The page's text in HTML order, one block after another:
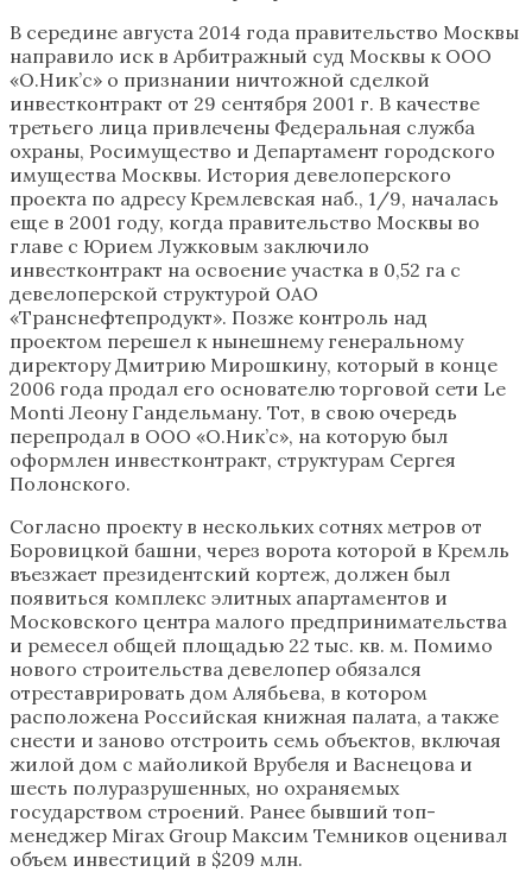
В середине августа 2014 года правительство Москвы
направило иск в Арбитражный суд Москвы к ООО
«О.Ник’с» о признании ничтожной сделкой
инвестконтракт от 29 сентября 2001 г. В качестве
третьего лица привлечены Федеральная служба
охраны, Росимущество и Департамент городского
имущества Москвы. История девелоперского
проекта по адресу Кремлевская наб., 1/9, началась
еще в 2001 году, когда правительство Москвы во
главе с Юрием Лужковым заключило
инвестконтракт на освоение участка в 0,52 га с
девелоперской структурой ОАО
«Транснефтепродукт». Позже контроль над
проектом перешел к нынешнему генеральному
директору Дмитрию Мирошкину, который в конце
2006 года продал его основателю торговой сети Le
Monti Леону Гандельману. Тот, в свою очередь
перепродал в ООО «О.Ник’c», на которую был
оформлен инвестконтракт, структурам Сергея
Полонского.
Согласно проекту в нескольких сотнях метров от
Боровицкой башни, через ворота которой в Кремль
въезжает президентский кортеж, должен был
появиться комплекс элитных апартаментов и
Московского центра малого предпринимательства
и ремесел общей площадью 22 тыс. кв. м. Помимо
нового строительства девелопер обязался
отреставрировать дом Алябьева, в котором
расположена Российская книжная палата, а также
снести и заново отстроить семь объектов, включая
жилой дом с майоликой Врубеля и Васнецова и
шесть полуразрушенных, но охраняемых
государством строений. Ранее бывший топ-
менеджер Mirax Group Максим Темников оценивал
объем инвестиций в $209 млн.